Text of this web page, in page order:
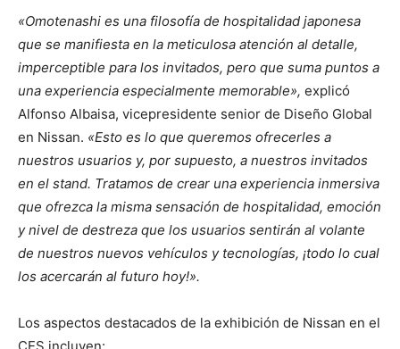
«Omotenashi es una filosofía de hospitalidad japonesa
que se manifiesta en la meticulosa atención al detalle,
imperceptible para los invitados, pero que suma puntos a
una experiencia especialmente memorable», explicó
Alfonso Albaisa, vicepresidente senior de Diseño Global
en Nissan. «Esto es lo que queremos ofrecerles a
nuestros usuarios y, por supuesto, a nuestros invitados
en el stand. Tratamos de crear una experiencia inmersiva
que ofrezca la misma sensación de hospitalidad, emoción
y nivel de destreza que los usuarios sentirán al volante
de nuestros nuevos vehículos y tecnologías, ¡todo lo cual
los acercarán al futuro hoy!».
Los aspectos destacados de la exhibición de Nissan en el